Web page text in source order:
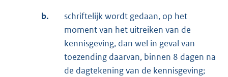
b.
schriftelijk wordt gedaan, op het
moment van het uitreiken van de
kennisgeving, dan wel in geval van
toezending daarvan, binnen 8 dagen na
de dagtekening van de kennisgeving;